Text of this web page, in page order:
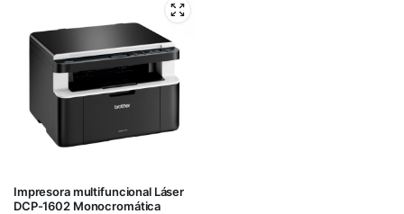
Impresora multifuncional Láser
DCP-1602 Monocromática